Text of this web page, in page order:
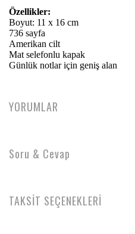
Özellikler:
Boyut: 11 x 16 cm
736 sayfa
Amerikan cilt
Mat selefonlu kapak
Günlük notlar için geniş alan
YORUMLAR
Soru & Cevap
TAKSİT SEÇENEKLERİ